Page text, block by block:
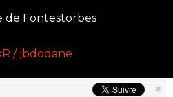
de Fontestorbes
/ jbdodane
×